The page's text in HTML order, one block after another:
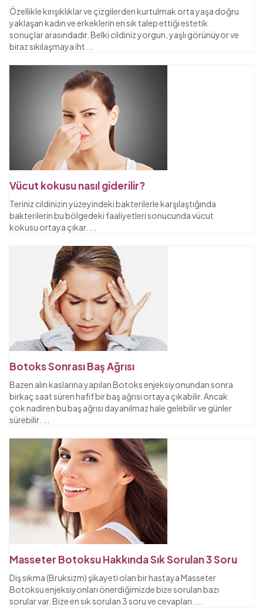
Özellikle kırışıklıklar ve çizgilerden kurtulmak orta yaşa doğru
yaklaşan kadın ve erkeklerin en sık talep ettiği estetik
sonuçlar arasındadır. Belki cildiniz yorgun, yaşlı görünüyor ve
biraz sıkılaşmaya iht
Vücut kokusu nasıl giderilir?
Teriniz cildinizin yüzeyindeki bakterilerle karşılaştığında
bakterilerin bu bölgedeki faaliyetleri sonucunda vücut
kokusu ortaya çıkar.
Botoks Sonrası Baş Ağrısı
Bazen alın kaslarına yapılan Botoks enjeksiyonundan sonra
birkaç saat süren hafif bir baş ağrısı ortaya çıkabilir. Ancak
çok nadiren bu baş ağrısı dayanılmaz hale gelebilir ve günler
sürebilir.
Masseter Botoksu Hakkında Sık Sorulan 3 Soru
Diş sıkma (Bruksizm) şikayeti olan bir hastaya Masseter
Botoksu enjeksiyonları önerdiğimizde bize sorulan bazı
sorular var. Bize en sık sorulan 3 soru ve cevapları.